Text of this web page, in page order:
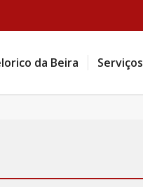
da Beira Serviços